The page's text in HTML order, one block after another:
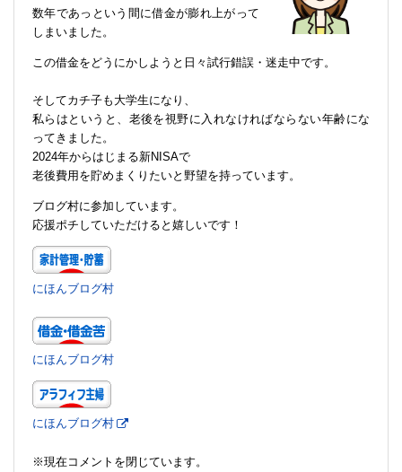
数年であっという間に借金が膨れ上がって
しまいました。
この借金をどうにかしようと日々試行錯誤・迷走中です。
そしてカチ子も大学生になり、
私らはというと、老後を視野に入れなければならない年齢にな
ってきました。
2024年からはじまる新NISAで
老後費用を貯めまくりたいと野望を持っています。
ブログ村に参加しています。
応援ポチしていただけると嬉しいです！
にほんブログ村
にほんブログ村
にほんブログ村
※現在コメントを閉じています。